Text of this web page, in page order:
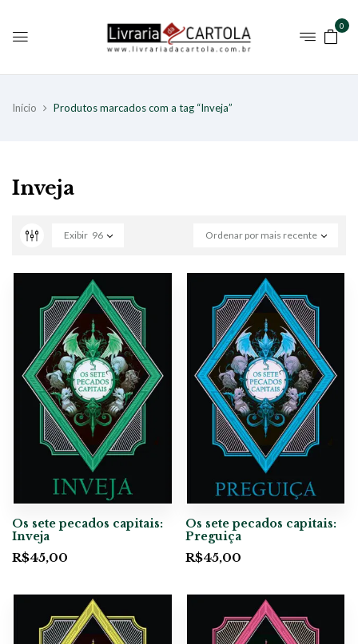
0
Início Produtos marcados com a tag “Inveja”
Inveja
Ordenar por mais recente
Exibir 96
Os sete pecados capitais:
Inveja
R$45,00
Os sete pecados capitais:
Preguiça
R$45,00